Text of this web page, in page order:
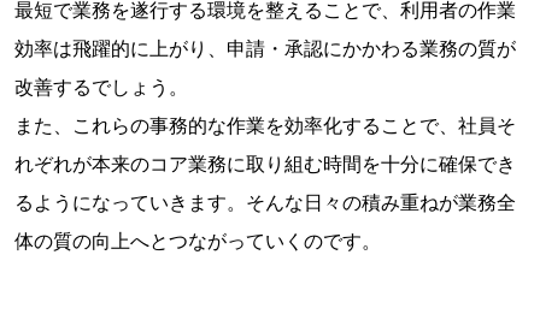
最短で業務を遂行する環境を整えることで、利用者の作業
効率は飛躍的に上がり、申請・承認にかかわる業務の質が
改善するでしょう。
また、これらの事務的な作業を効率化することで、社員そ
れぞれが本来のコア業務に取り組む時間を十分に確保でき
るようになっていきます。そんな日々の積み重ねが業務全
体の質の向上へとつながっていくのです。